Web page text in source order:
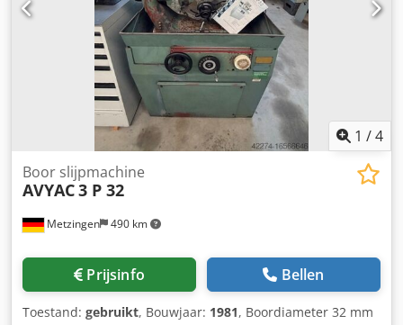
1 /4
Metzingen 490 km
Boor slijpmachine
AVYAC3 P 32
Prijsinfo Bellen
Toestand: gebruikt, Bouwjaar: 1981, Boordiameter 32 mm